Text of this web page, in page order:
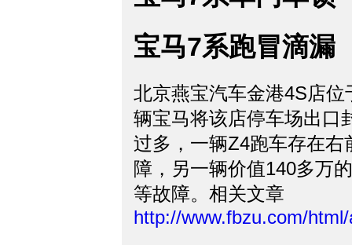
宝马7系跑冒滴漏
北京燕宝汽车金港4S店
辆宝马将该店停车场出口
过多，一辆Z4跑车存在
障，另一辆价值140多万
等故障。相关文章
http://www.fbzu.com/